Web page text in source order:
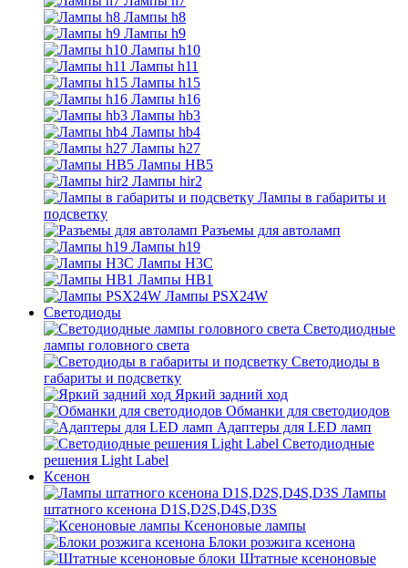
Лампы h8
Лампы h9
Лампы h10
Лампы h11
Лампы h15
Лампы h16
Лампы hb3
Лампы hb4
Лампы h27
Лампы HB5
Лампы hir2
Лампы в габариты и
подсветку
Разъемы для автоламп
Лампы h19
Лампы H3C
Лампы HB1
Лампы PSX24W
Светодиоды
Светодиодные
лампы головного света
Светодиоды в
габариты и подсветку
Яркий задний ход
Обманки для светодиодов
Адаптеры для LED ламп
Светодиодные
решения Light Label
Ксенон
Лампы
штатного ксенона D1S,D2S,D4S,D3S
Ксеноновые лампы
Блоки розжига ксенона
Штатные ксеноновые